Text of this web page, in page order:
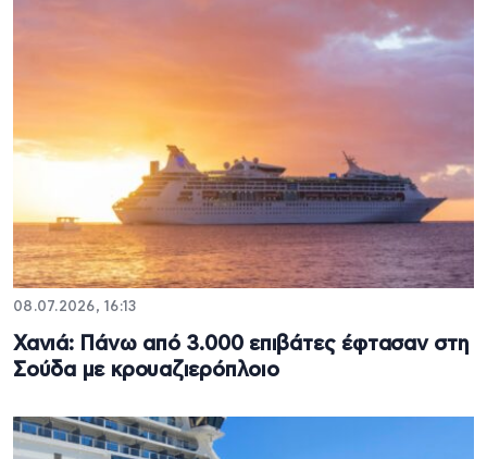
08.07.2026, 16:13
Χανιά: Πάνω από 3.000 επιβάτες έφτασαν στη
Σούδα με κρουαζιερόπλοιο